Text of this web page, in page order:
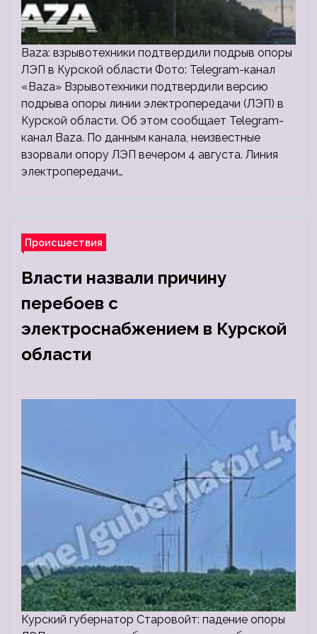
Baza: взрывотехники подтвердили подрыв опоры
ЛЭП в Курской области Фото: Telegram-канал
«Baza» Взрывотехники подтвердили версию
подрыва опоры линии электропередачи (ЛЭП) в
Курской области. Об этом сообщает Telegram-
канал Baza. По данным канала, неизвестные
взорвали опору ЛЭП вечером 4 августа. Линия
электропередачи…
Происшествия
Власти назвали причину
перебоев с
электроснабжением в Курской
области
Курский губернатор Старовойт: падение опоры